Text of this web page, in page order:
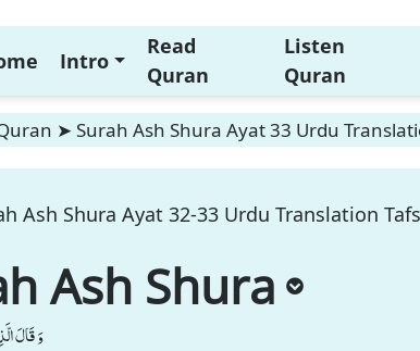
Intro
Read
Quran
Listen
Quran
➤ Surah Ash Shura Ayat 33 Urdu
Ash Shura Ayat 32-33 Urdu Translation
Ash Shura
وَ قَالَ